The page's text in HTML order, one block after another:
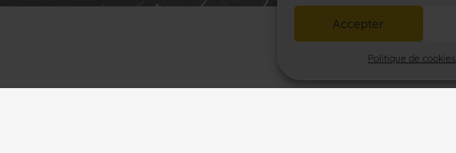
Accepter
Politique de cookies